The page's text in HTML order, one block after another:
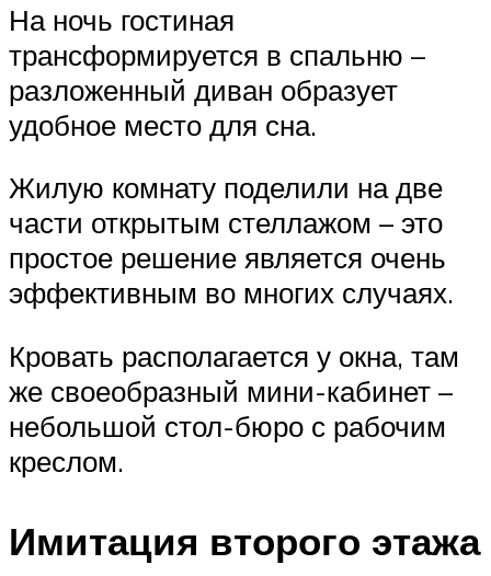
На ночь гостиная
трансформируется в спальню –
разложенный диван образует
удобное место для сна.
Жилую комнату поделили на две
части открытым стеллажом – это
простое решение является очень
эффективным во многих случаях.
Кровать располагается у окна, там
же своеобразный мини-кабинет –
небольшой стол-бюро с рабочим
креслом.
Имитация второго этажа